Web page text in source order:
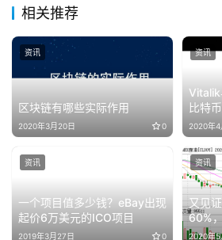
相关推荐
区块链有哪些实际作用
2020年3月20日 0
资讯
Vitalik
比特
才是数
2020年4
资讯
一个项目值多少钱？eBay出现
起价6万美元的ICO项目
2019年3月27日 0
资讯
又见
60%
2020年5
资讯